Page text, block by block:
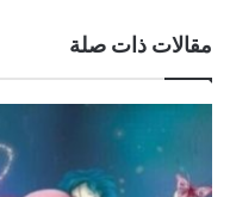
مقالات ذات صلة